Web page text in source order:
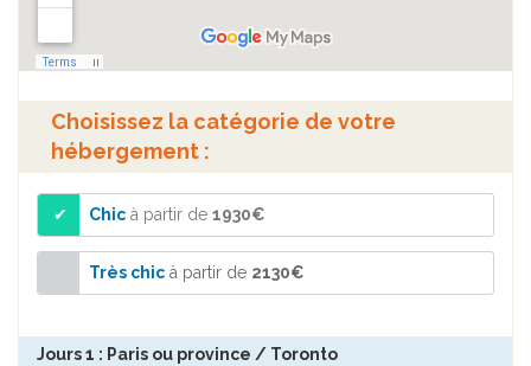
Choisissez la catégorie de votre
hébergement :
Chic à partir de1930€
Très chic à partir de 2130€
Jours 1 : Paris ou province / Toronto